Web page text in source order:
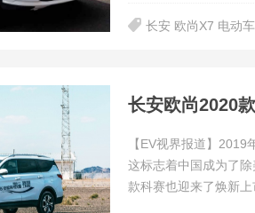
长安 欧尚X7 电动车
长安欧尚2020
【EV视界报道】
这标志着中国成为了
款科赛也迎来了焕新